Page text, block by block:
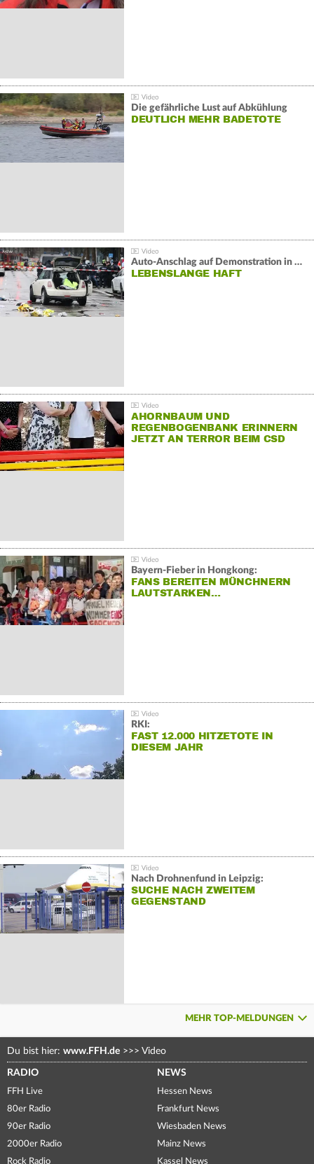
Die gefährliche Lust auf Abkühlung
DEUTLICH MEHR BADETOTE
Auto-Anschlag auf Demonstration in München:
LEBENSLANGE HAFT
AHORNBAUM UND
REGENBOGENBANK ERINNERN
JETZT AN TERROR BEIM CSD
Bayern-Fieber in Hongkong:
FANS BEREITEN MÜNCHNERN
LAUTSTARKEN…
RKI:
FAST 12.000 HITZETOTE IN
DIESEM JAHR
Nach Drohnenfund in Leipzig:
SUCHE NACH ZWEITEM
GEGENSTAND
MEHR TOP-MELDUNGEN
Du bist hier: www.FFH.de >>> Video
RADIO
FFH Live
80er Radio
90er Radio
2000er Radio
Rock Radio
NEWS
Hessen News
Frankfurt News
Wiesbaden News
Mainz News
Kassel News